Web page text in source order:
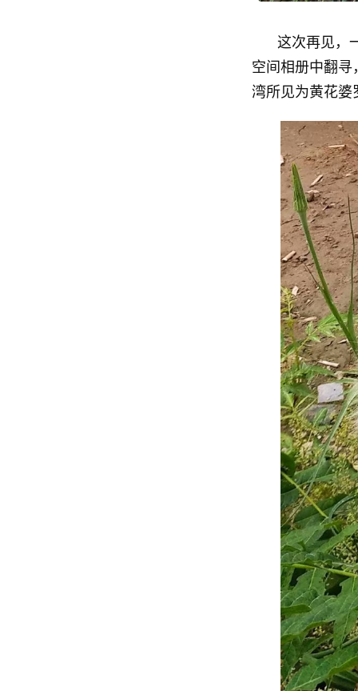
这次再见，
空间相册中翻
湾所见为黄花婆